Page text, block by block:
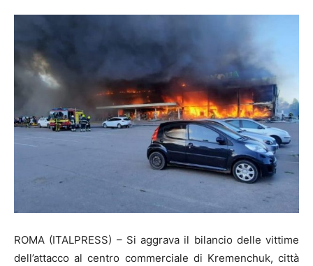
ROMA (ITALPRESS) – Si aggrava il bilancio delle vittime
dell’attacco al centro commerciale di Kremenchuk, città